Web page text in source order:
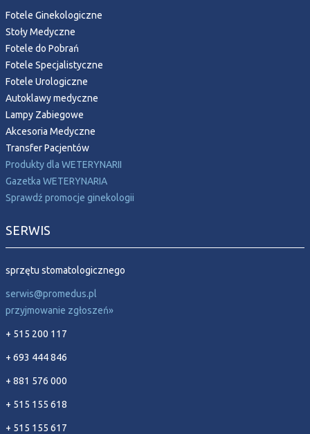
Fotele Ginekologiczne
Stoły Medyczne
Fotele do Pobrań
Fotele Specjalistyczne
Fotele Urologiczne
Autoklawy medyczne
Lampy Zabiegowe
Akcesoria Medyczne
Transfer Pacjentów
Produkty dla WETERYNARII
Gazetka WETERYNARIA
Sprawdź promocje ginekologii
SERWIS
sprzętu stomatologicznego
serwis@promedus.pl
przyjmowanie zgłoszeń»
+ 515 200 117
+ 693 444 846
+ 881 576 000
+ 515 155 618
+ 515 155 617